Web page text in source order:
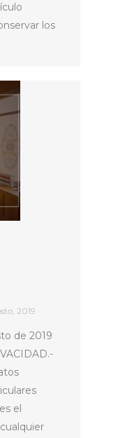
los
2019
de 2019
el